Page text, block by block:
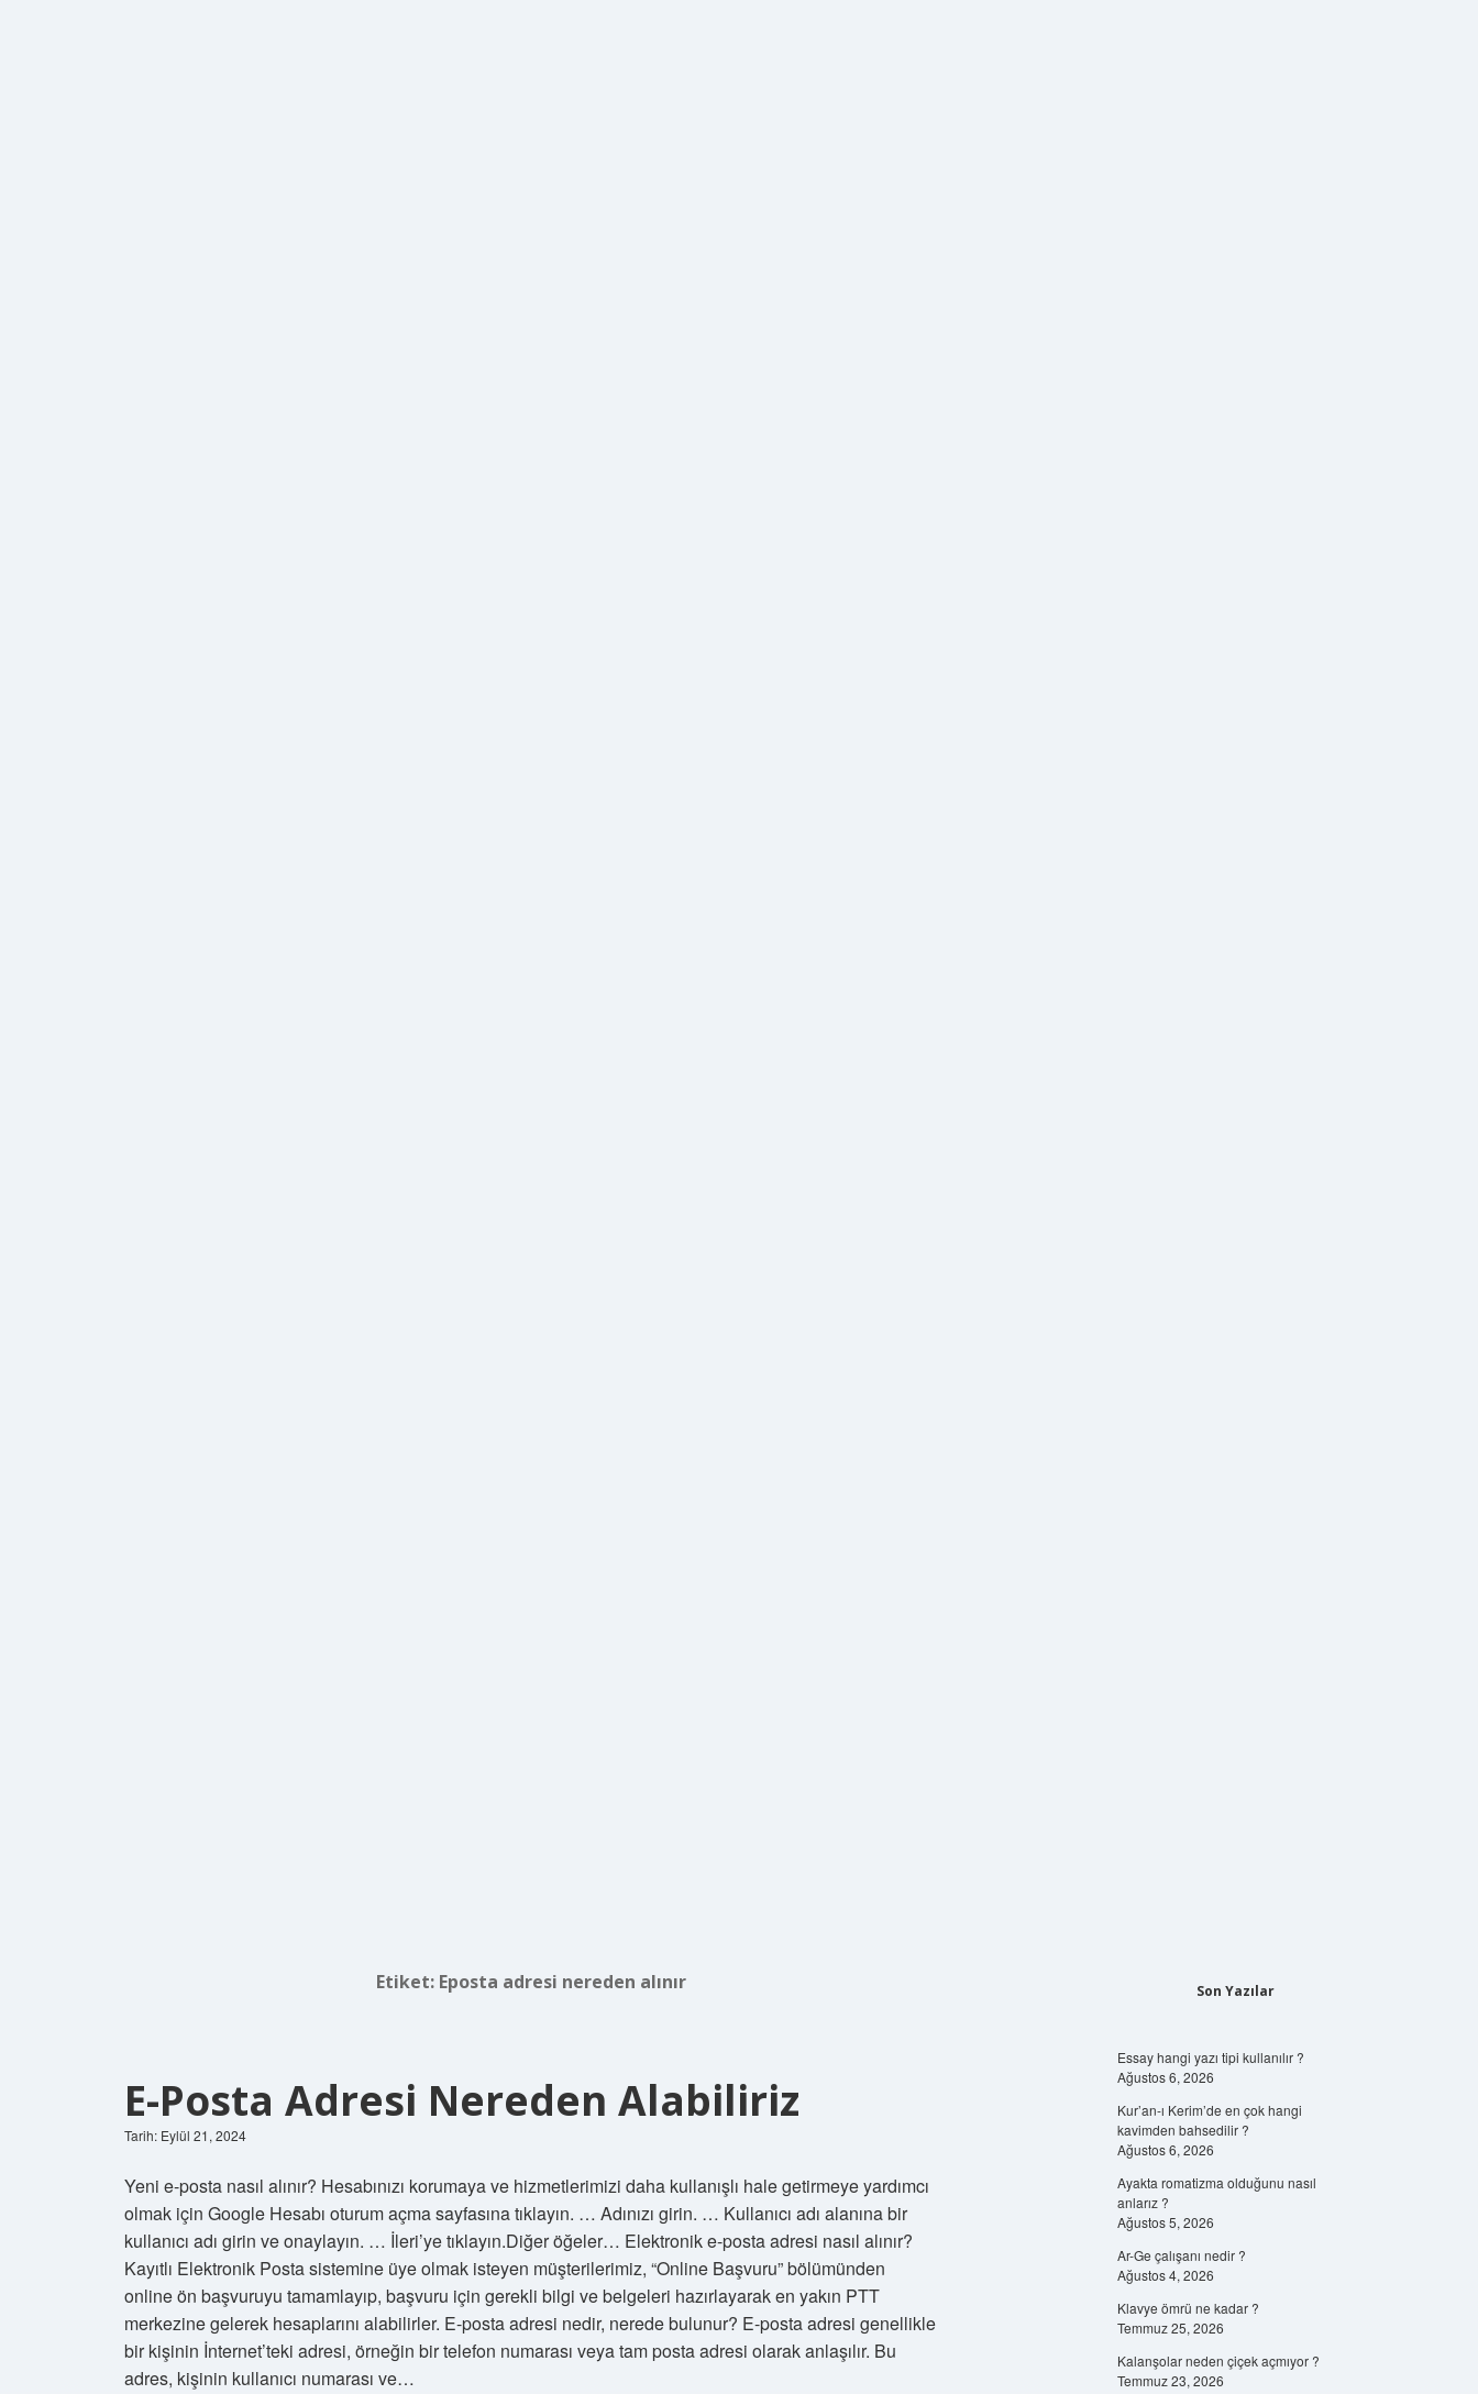
Etiket: Eposta adresi nereden alınır
E-Posta Adresi Nereden Alabiliriz
Tarih: Eylül 21, 2024
Yeni e-posta nasıl alınır? Hesabınızı korumaya ve hizmetlerimizi daha kullanışlı hale getirmeye yardımcı
olmak için Google Hesabı oturum açma sayfasına tıklayın. … Adınızı girin. … Kullanıcı adı alanına bir
kullanıcı adı girin ve onaylayın. … İleri’ye tıklayın.Diğer öğeler… Elektronik e-posta adresi nasıl alınır?
Kayıtlı Elektronik Posta sistemine üye olmak isteyen müşterilerimiz, “Online Başvuru” bölümünden
online ön başvuruyu tamamlayıp, başvuru için gerekli bilgi ve belgeleri hazırlayarak en yakın PTT
merkezine gelerek hesaplarını alabilirler. E-posta adresi nedir, nerede bulunur? E-posta adresi genellikle
bir kişinin İnternet’teki adresi, örneğin bir telefon numarası veya tam posta adresi olarak anlaşılır. Bu
adres, kişinin kullanıcı numarası ve…
Son Yazılar
Essay hangi yazı tipi kullanılır ?
Ağustos 6, 2026
Kur’an-ı Kerim’de en çok hangi
kavimden bahsedilir ?
Ağustos 6, 2026
Ayakta romatizma olduğunu nasıl
anlarız ?
Ağustos 5, 2026
Ar-Ge çalışanı nedir ?
Ağustos 4, 2026
Klavye ömrü ne kadar ?
Temmuz 25, 2026
Kalanşolar neden çiçek açmıyor ?
Temmuz 23, 2026